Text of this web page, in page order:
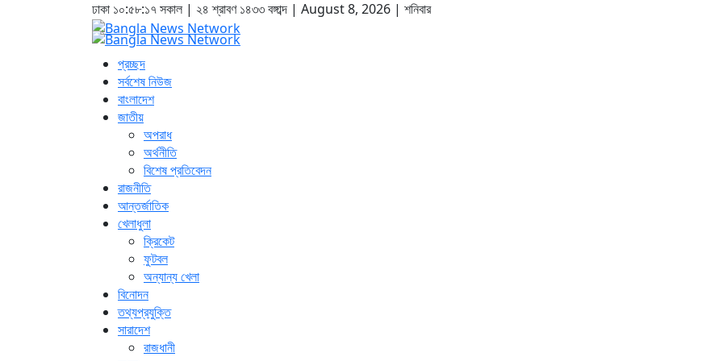
ঢাকা ১০:৫৮:১৭ সকাল | ২৪ শ্রাবণ ১৪৩৩ বঙ্গাব্দ | August 8, 2026 | শনিবার
প্রচ্ছদ
সর্বশেষ নিউজ
বাংলাদেশ
জাতীয়
অপরাধ
অর্থনীতি
বিশেষ প্রতিবেদন
রাজনীতি
আন্তর্জাতিক
খেলাধুলা
ক্রিকেট
ফুটবল
অন্যান্য খেলা
বিনোদন
তথ্যপ্রযুক্তি
সারাদেশ
রাজধানী